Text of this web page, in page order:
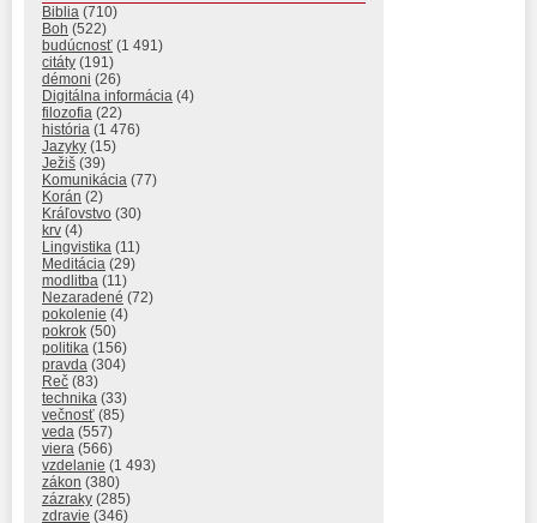
Biblia (710)
Boh (522)
budúcnosť (1 491)
citáty (191)
démoni (26)
Digitálna informácia (4)
filozofia (22)
história (1 476)
Jazyky (15)
Ježiš (39)
Komunikácia (77)
Korán (2)
Kráľovstvo (30)
krv (4)
Lingvistika (11)
Meditácia (29)
modlitba (11)
Nezaradené (72)
pokolenie (4)
pokrok (50)
politika (156)
pravda (304)
Reč (83)
technika (33)
večnosť (85)
veda (557)
viera (566)
vzdelanie (1 493)
zákon (380)
zázraky (285)
zdravie (346)